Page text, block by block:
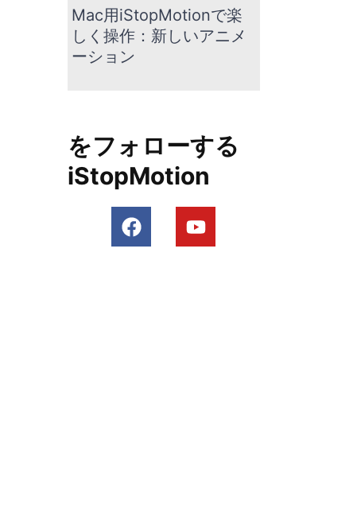
Mac用iStopMotionで楽
しく操作：新しいアニメ
ーション
をフォローする
iStopMotion